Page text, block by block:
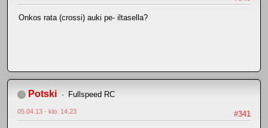
Onkos rata (crossi) auki pe- iltasella?
Potski Fullspeed RC
#341
05.04.13 - klo: 14.23